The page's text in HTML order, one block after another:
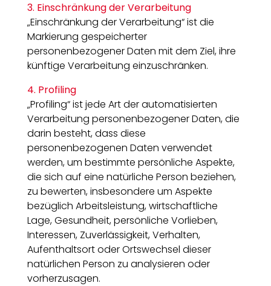
3. Einschränkung der Verarbeitung
„Einschränkung der Verarbeitung“ ist die
Markierung gespeicherter
personenbezogener Daten mit dem Ziel, ihre
künftige Verarbeitung einzuschränken.
4. Profiling
„Profiling“ ist jede Art der automatisierten
Verarbeitung personenbezogener Daten, die
darin besteht, dass diese
personenbezogenen Daten verwendet
werden, um bestimmte persönliche Aspekte,
die sich auf eine natürliche Person beziehen,
zu bewerten, insbesondere um Aspekte
bezüglich Arbeitsleistung, wirtschaftliche
Lage, Gesundheit, persönliche Vorlieben,
Interessen, Zuverlässigkeit, Verhalten,
Aufenthaltsort oder Ortswechsel dieser
natürlichen Person zu analysieren oder
vorherzusagen.